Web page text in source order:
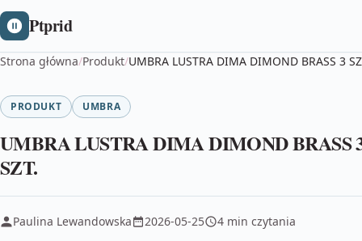
Ptprid
Strona główna/Produkt/UMBRA LUSTRA DIMA DIMOND BRASS 3
PRODUKT UMBRA
UMBRA LUSTRA DIMA DIMOND BRASS
SZT.
Paulina Lewandowska 2026-05-25 4 min czytania